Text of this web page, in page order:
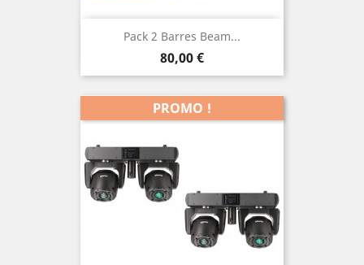
Pack 2 Barres Beam...
Prix
80,00 €
PROMO !